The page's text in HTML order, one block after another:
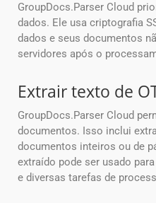
GroupDocs.Parser Cloud
dados. Ele usa criptografia
dados e seus documentos
servidores após o
Extrair texto de
GroupDocs.Parser Cloud
documentos. Isso inclui
documentos inteiros ou de
extraído pode ser usado
e diversas tarefas de